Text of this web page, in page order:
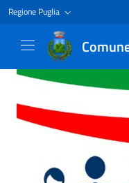
Regione Puglia
Homepage